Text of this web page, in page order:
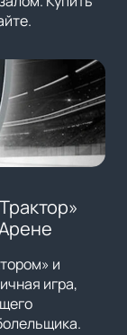
и
игра,